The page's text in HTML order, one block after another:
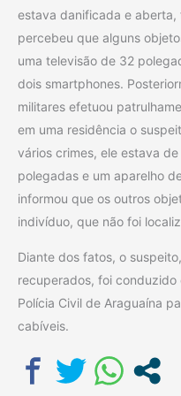
estava danificada e aberta,
percebeu que alguns
uma televisão de 32
dois smartphones.
militares efetuou
em uma residência o
vários crimes, ele estava
polegadas e um aparelho
informou que os outros
indivíduo, que não foi
Diante dos fatos, o
recuperados, foi
Polícia Civil de Araguaína
cabíveis.